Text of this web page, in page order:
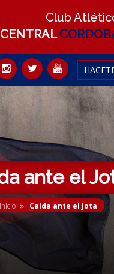
Club
CENTRAL
ante el
Inicio Caída ante el Jota